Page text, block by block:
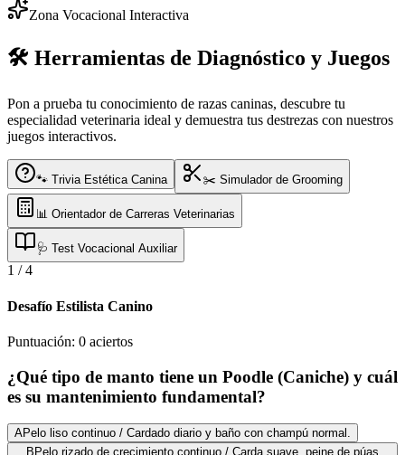
Zona Vocacional Interactiva
🛠️ Herramientas de Diagnóstico y Juegos
Pon a prueba tu conocimiento de razas caninas, descubre tu
especialidad veterinaria ideal y demuestra tus destrezas con nuestros
juegos interactivos.
🐾 Trivia Estética Canina ✂️ Simulador de Grooming
📊 Orientador de Carreras Veterinarias
🩺 Test Vocacional Auxiliar
1 /4
Desafío Estilista Canino
Puntuación: 0 aciertos
¿Qué tipo de manto tiene un Poodle (Caniche) y cuál
es su mantenimiento fundamental?
APelo liso continuo / Cardado diario y baño con champú normal.
B Pelo rizado de crecimiento continuo / Carda suave, peine de púas